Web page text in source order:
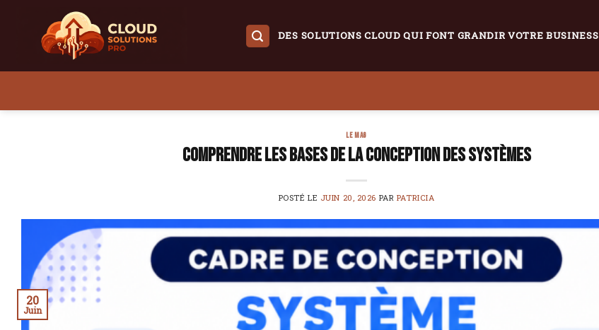
content
DES SOLUTIONS CLOUD QUI FONT GRANDIR VOTRE BUSINESS
LE MAG
Comprendre les bases de la conception des systèmes
POSTÉ LE JUIN 20, 2026 PAR PATRICIA
20
Juin